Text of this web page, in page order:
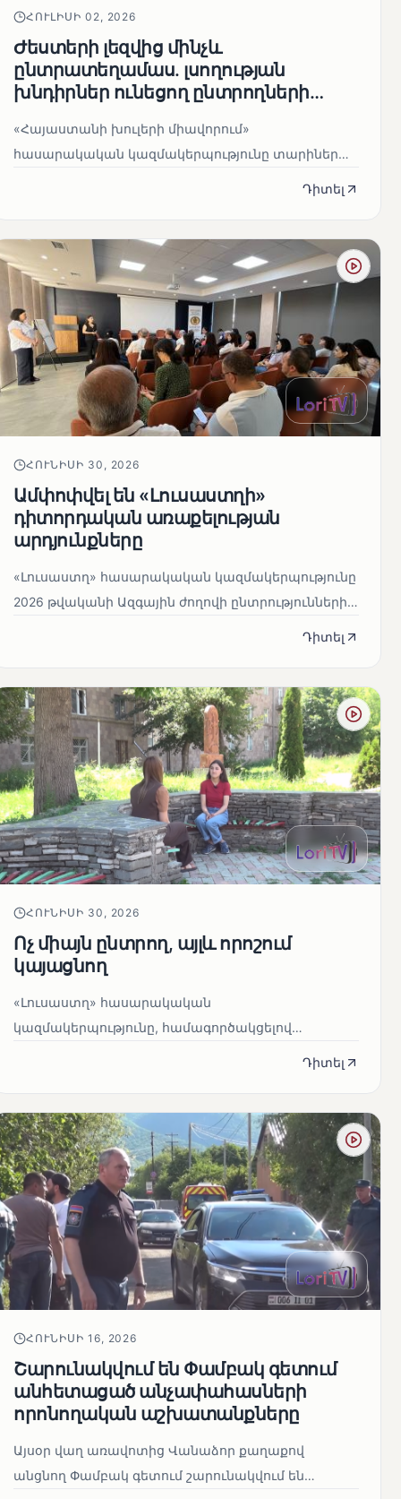
ՀՈՒԼԻՍԻ 02, 2026
Ժեստերի լեզվից մինչև
ընտրատեղամաս. լսողության
խնդիրներ ունեցող ընտրողների
«Հայաստանի խուլերի միավորում»
հասարակական կազմակերպությունը տարիներ
Դիտել
ՀՈՒՆԻՍԻ 30, 2026
Ամփոփվել են «Լուսաստղի»
դիտորդական առաքելության
արդյունքները
«Լուսաստղ» հասարակական կազմակերպությունը
2026 թվականի Ազգային ժողովի ընտրությունների
Դիտել
ՀՈՒՆԻՍԻ 30, 2026
Ոչ միայն ընտրող, այլև որոշում
կայացնող
«Լուսաստղ» հասարակական
կազմակերպությունը, համագործակցելով
Դիտել
ՀՈՒՆԻՍԻ 16, 2026
Շարունակվում են Փամբակ գետում
անհետացած անչափահասների
որոնողական աշխատանքները
Այսօր վաղ առավոտից Վանաձոր քաղաքով
անցնող Փամբակ գետում շարունակվում են